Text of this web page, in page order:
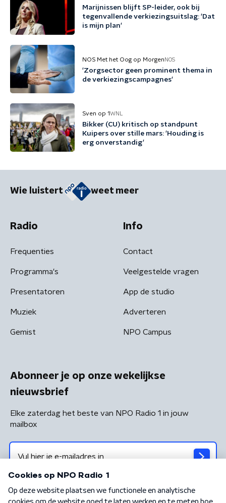
Marijnissen blijft SP-leider, ook bij
tegenvallende verkiezingsuitslag: 'Dat
is mijn plan'
NOS Met het Oog op Morgen NOS
'Zorgsector geen prominent thema in
de verkiezingscampagnes'
Sven op 1WNL
Bikker (CU) kritisch op standpunt
Kuipers over stille mars: 'Houding is
erg onverstandig'
Wie luistert weet meer
Radio
Frequenties
Programma's
Presentatoren
Muziek
Gemist
Info
Contact
Veelgestelde vragen
App de studio
Adverteren
NPO Campus
Abonneer je op onze wekelijkse
nieuwsbrief
Elke zaterdag het beste van NPO Radio 1 in jouw
mailbox